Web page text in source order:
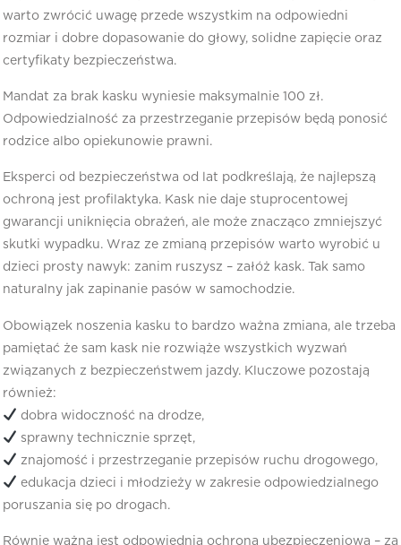
warto zwrócić uwagę przede wszystkim na odpowiedni
rozmiar i dobre dopasowanie do głowy, solidne zapięcie oraz
certyfikaty bezpieczeństwa.
Mandat za brak kasku wyniesie maksymalnie 100 zł.
Odpowiedzialność za przestrzeganie przepisów będą ponosić
rodzice albo opiekunowie prawni.
Eksperci od bezpieczeństwa od lat podkreślają, że najlepszą
ochroną jest profilaktyka. Kask nie daje stuprocentowej
gwarancji uniknięcia obrażeń, ale może znacząco zmniejszyć
skutki wypadku. Wraz ze zmianą przepisów warto wyrobić u
dzieci prosty nawyk: zanim ruszysz – załóż kask. Tak samo
naturalny jak zapinanie pasów w samochodzie.
Obowiązek noszenia kasku to bardzo ważna zmiana, ale trzeba
pamiętać że sam kask nie rozwiąże wszystkich wyzwań
związanych z bezpieczeństwem jazdy. Kluczowe pozostają
również:
dobra widoczność na drodze,
sprawny technicznie sprzęt,
znajomość i przestrzeganie przepisów ruchu drogowego,
edukacja dzieci i młodzieży w zakresie odpowiedzialnego
poruszania się po drogach.
Równie ważna jest odpowiednia ochrona ubezpieczeniowa – za